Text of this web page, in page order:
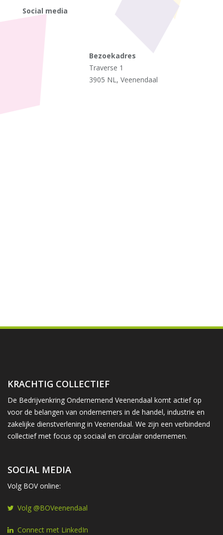
Social media
Bezoekadres
Traverse 1
3905 NL, Veenendaal
KRACHTIG COLLECTIEF
De Bedrijvenkring Ondernemend Veenendaal komt actief op
voor de belangen van ondernemers in de handel, industrie en
zakelijke dienstverlening in Veenendaal. We zijn een verbindend
collectief met focus op sociaal en circulair ondernemen.
SOCIAL MEDIA
Volg BOV online:
Volg @BOVeenendaal
Connect met LinkedIn